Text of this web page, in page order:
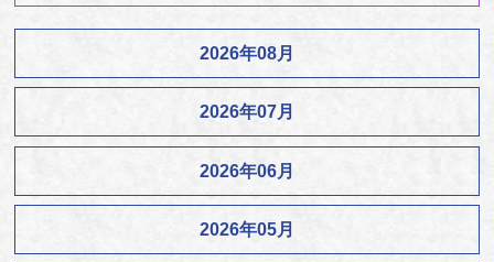
2026年08月
2026年07月
2026年06月
2026年05月